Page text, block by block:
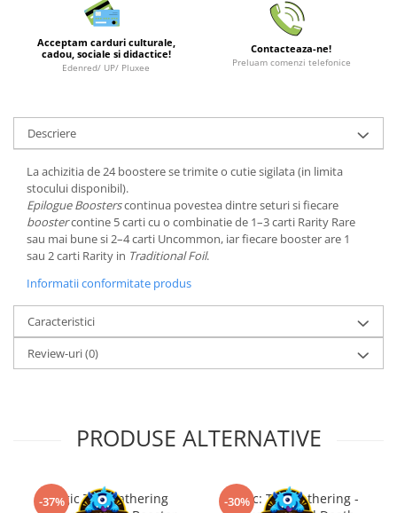
Fesuri
Minecraft
Carnetele
Dragon Ball
Pokemon
One Piece
Lord of The Rings
Naruto Shippuden
Sailor Moon
Harry Potter
Star Trek
Stranger Things
KPop Demon Hunters
Retro Arcade – Jocuri, Console si
Acceptam carduri culturale,
cadou, sociale si didactice!
Edenred/ UP/ Pluxee
Contacteaza-ne!
Preluam comenzi telefonice
Descriere
La achizitia de 24 boostere se trimite o cutie sigilata (in limita
stocului disponibil).
Epilogue Boosterscontinua povestea dintre seturi si fiecare
boostercontine 5 carti cu o combinatie de 1–3 carti Rarity Rare
sau mai bune si 2–4 carti Uncommon, iar fiecare booster are 1
sau 2 carti Rarity in Traditional Foil.
Informatii conformitate produs
Caracteristici
Review-uri(0)
PRODUSE ALTERNATIVE
-37%
Magic The Gathering
-30%
Magic: The Gathering -